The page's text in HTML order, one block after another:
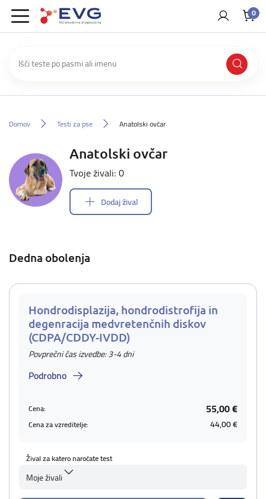
0
Domov Testi za pse Anatolski ovčar
Anatolski ovčar
Tvoje živali: 0
Dodaj žival
Dedna obolenja
Hondrodisplazija, hondrodistrofija in
degenracija medvretenčnih diskov
(CDPA/CDDY-IVDD)
Povprečni čas izvedbe: 3-4 dni
Podrobno
Cena: 55,00 €
Cena za vzreditelje: 44,00 €
Žival za katero naročate test
Moje živali